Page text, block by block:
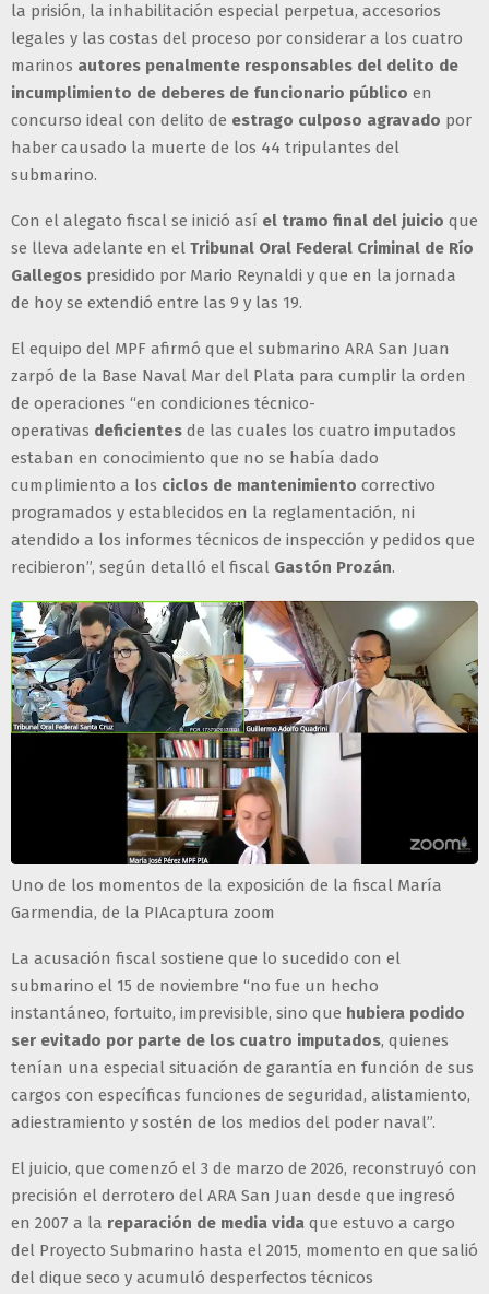
la prisión, la inhabilitación especial perpetua, accesorios
legales y las costas del proceso por considerar a los cuatro
marinos autores penalmente responsables del delito de
incumplimiento de deberes de funcionario público en
concurso ideal con delito de estrago culposo agravado por
haber causado la muerte de los 44 tripulantes del
submarino.
Con el alegato fiscal se inició así el tramo final del juicio que
se lleva adelante en el Tribunal Oral Federal Criminal de Río
Gallegos presidido por Mario Reynaldi y que en la jornada
de hoy se extendió entre las 9 y las 19.
El equipo del MPF afirmó que el submarino ARA San Juan
zarpó de la Base Naval Mar del Plata para cumplir la orden
de operaciones “en condiciones técnico-
operativas deficientes de las cuales los cuatro imputados
estaban en conocimiento que no se había dado
cumplimiento a los ciclos de mantenimiento correctivo
programados y establecidos en la reglamentación, ni
atendido a los informes técnicos de inspección y pedidos que
recibieron”, según detalló el fiscal Gastón Prozán.
Uno de los momentos de la exposición de la fiscal María
Garmendia, de la PIAcaptura zoom
La acusación fiscal sostiene que lo sucedido con el
submarino el 15 de noviembre “no fue un hecho
instantáneo, fortuito, imprevisible, sino que hubiera podido
ser evitado por parte de los cuatro imputados, quienes
tenían una especial situación de garantía en función de sus
cargos con específicas funciones de seguridad, alistamiento,
adiestramiento y sostén de los medios del poder naval”.
El juicio, que comenzó el 3 de marzo de 2026, reconstruyó con
precisión el derrotero del ARA San Juan desde que ingresó
en 2007 a la reparación de media vida que estuvo a cargo
del Proyecto Submarino hasta el 2015, momento en que salió
del dique seco y acumuló desperfectos técnicos